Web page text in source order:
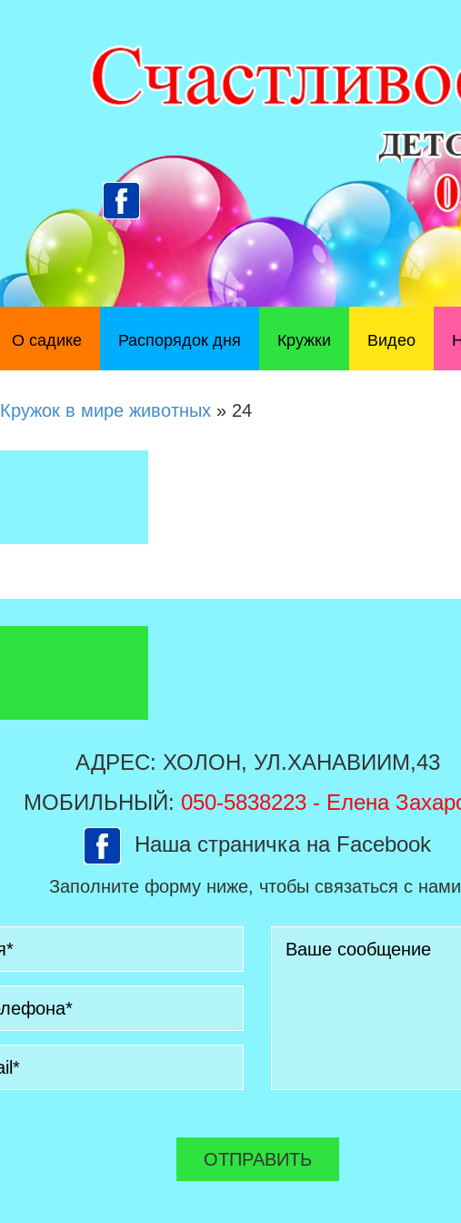
О садике Распорядок дня Кружки Видео
Кружок в мире животных » 24
АДРЕС: ХОЛОН, УЛ.ХАНАВИИМ,43
МОБИЛЬНЫЙ: 050-5838223 - Елена
Наша страничка на Facebook
Заполните форму ниже, чтобы связаться с